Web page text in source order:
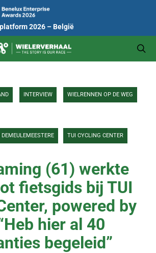
2026 – België
INTERVIEW WIELRENNEN OP DE WEG
TUI CYCLING CENTER
(61) werkte
fietsgids bij TUI
powered by
hier al 40
begeleid”